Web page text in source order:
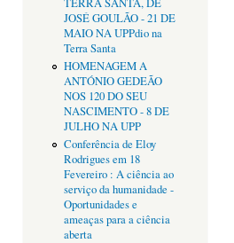
TERRA SANTA, DE
JOSÉ GOULÃO - 21 DE
MAIO NA UPPdio na
Terra Santa
HOMENAGEM A
ANTÓNIO GEDEÃO
NOS 120 DO SEU
NASCIMENTO - 8 DE
JULHO NA UPP
Conferência de Eloy
Rodrigues em 18
Fevereiro : A ciência ao
serviço da humanidade -
Oportunidades e
ameaças para a ciência
aberta